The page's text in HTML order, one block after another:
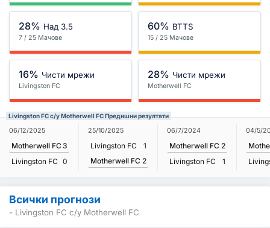
28% Над 3.5
7 / 25 Мачове
60% BTTS
15 / 25 Мачове
16% Чисти мрежи
Livingston FC
28% Чисти мрежи
Motherwell FC
Livingston FC с/у Motherwell FC Предишни резултати
06/12/2025
Motherwell FC 3
Livingston FC 0
25/10/2025
Livingston FC
1
Motherwell FC 2
06/7/2024
Motherwell FC 2
Livingston FC
1
04/5/
Всички прогнози
- Livingston FC с/у Motherwell FC